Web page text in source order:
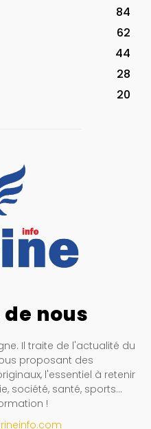
84
62
44
28
20
nous
Il traite de l'actualité du
proposant des
l'essentiel à retenir
société, santé, sports…
!